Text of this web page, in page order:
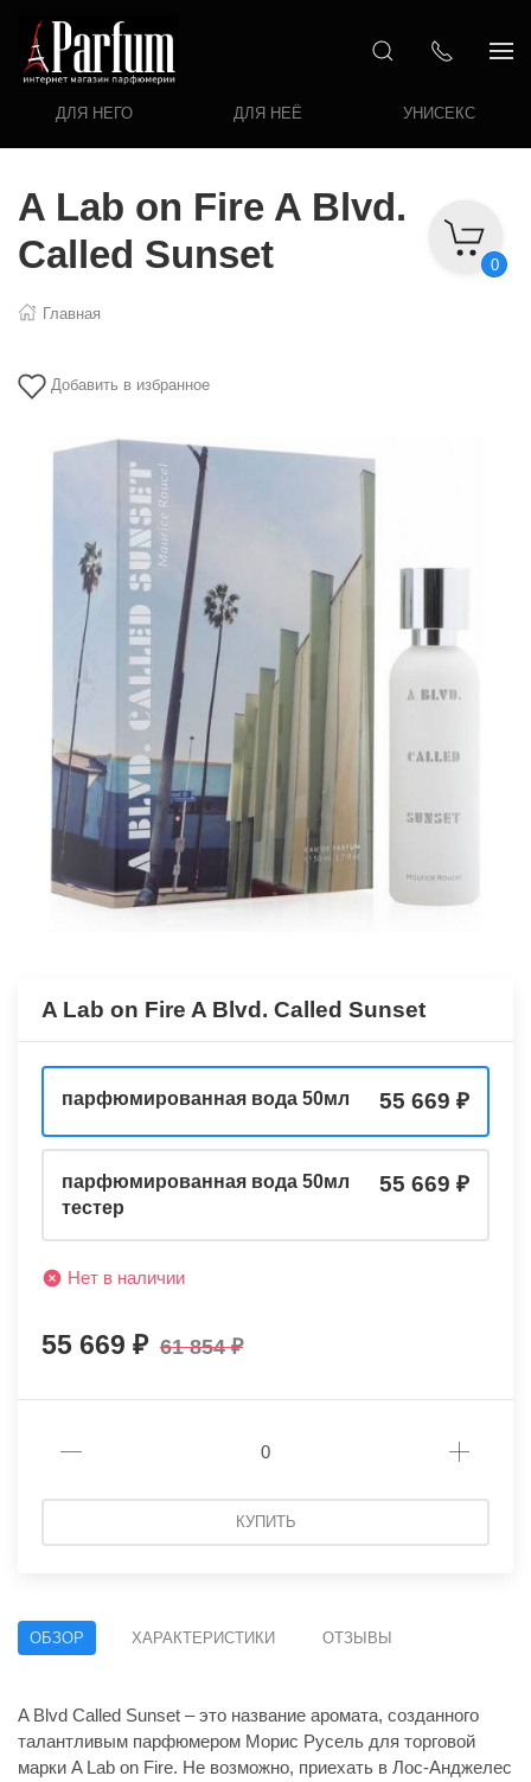
ДЛЯ НЕГО ДЛЯ НЕЁ УНИСЕКС
0
A Lab on Fire A Blvd.
Called Sunset
Главная
Добавить в избранное
A Lab on Fire A Blvd. Called Sunset
парфюмированная вода 50мл 55 669
парфюмированная вода 50мл
тестер
55 669
Нет в наличии
55 669 61 854
КУПИТЬ
ОБЗОР ХАРАКТЕРИСТИКИ ОТЗЫВЫ
A Blvd Called Sunset – это название аромата, созданного
талантливым парфюмером Морис Русель для торговой
марки A Lab on Fire. Не возможно, приехать в Лос-Анджелес